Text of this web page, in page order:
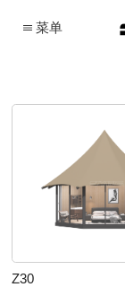
菜单
Z30